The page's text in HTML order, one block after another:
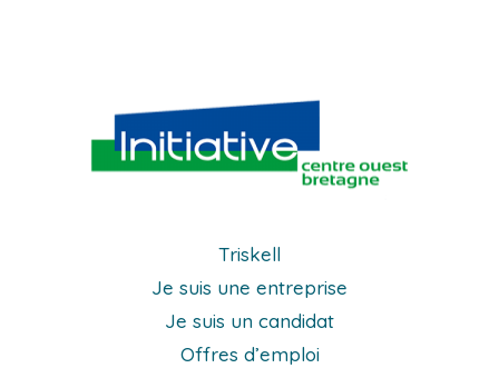
Triskell
Je suis une entreprise
Je suis un candidat
Offres d’emploi